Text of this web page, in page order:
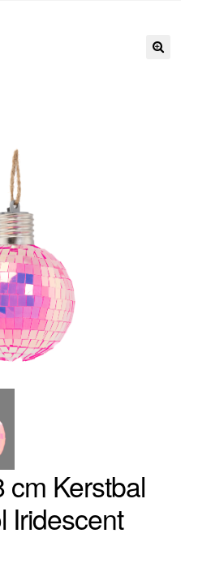
cm Kerstbal
Iridescent